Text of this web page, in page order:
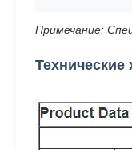
Примечание:
Технические